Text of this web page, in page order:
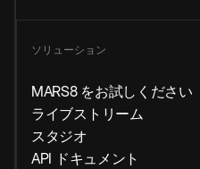
ソリューション
MARS8 をお試しください
ライブストリーム
スタジオ
API ドキュメント